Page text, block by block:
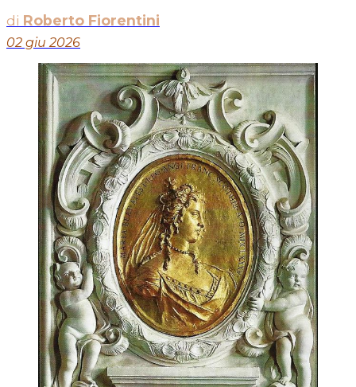
di Roberto Fiorentini
02 giu 2026